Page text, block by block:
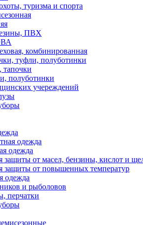
туризма и спорта
ПВХ
комбинированная
туфли, полуботинки
тапочки
полуботинки
учереждений
одежда
одежда
защиты от масел, бензины, кислот и
защиты от повышенных температур
одежда
и рыболовов
перчатки